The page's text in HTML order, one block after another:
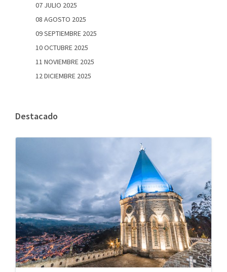
07 JULIO 2025
08 AGOSTO 2025
09 SEPTIEMBRE 2025
10 OCTUBRE 2025
11 NOVIEMBRE 2025
12 DICIEMBRE 2025
Destacado